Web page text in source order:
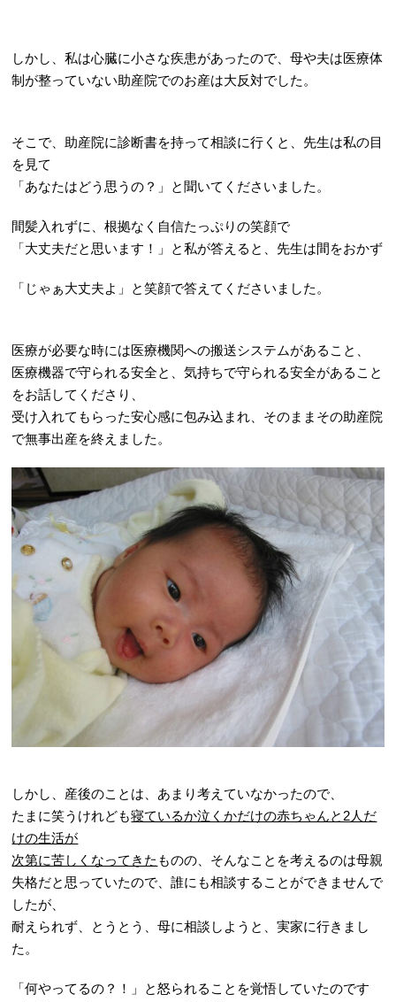
しかし、私は心臓に小さな疾患があったので、母や夫は医療体
制が整っていない助産院でのお産は大反対でした。
そこで、助産院に診断書を持って相談に行くと、先生は私の目
を見て
「あなたはどう思うの？」と聞いてくださいました。
間髪入れずに、根拠なく自信たっぷりの笑顔で
「大丈夫だと思います！」と私が答えると、先生は間をおかず
「じゃぁ大丈夫よ」と笑顔で答えてくださいました。
医療が必要な時には医療機関への搬送システムがあること、
医療機器で守られる安全と、気持ちで守られる安全があること
をお話してくださり、
受け入れてもらった安心感に包み込まれ、そのままその助産院
で無事出産を終えました。
しかし、産後のことは、あまり考えていなかったので、
たまに笑うけれども寝ているか泣くかだけの赤ちゃんと2人だ
けの生活が
次第に苦しくなってきた ものの、そんなことを考えるのは母親
失格だと思っていたので、誰にも相談することができませんで
したが、
耐えられず、とうとう、母に相談しようと、実家に行きまし
た。
「何やってるの？！」と怒られることを覚悟していたのです